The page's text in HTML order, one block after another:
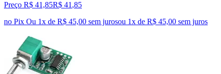
Preço R$ 41,85R$ 41 ,85
no Pix Ou 1x de R$ 45,00 sem jurosou 1x de R$ 45,00 sem juros